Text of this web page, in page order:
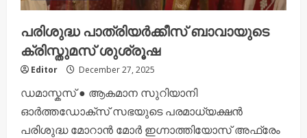
പരിശുദ്ധ പാത്രിയർക്കീസ് ബാവായുടെ
ക്രിസ്തുമസ് ശുശ്രൂഷ
Editor December 27, 2025
ഡമാസ്കസ് ● ആകമാന സുറിയാനി
ഓർത്തഡോക്സ് സഭയുടെ പരമാധ്യക്ഷൻ
പരിശുദ്ധ മോറാൻ മോർ ഇഗ്നാത്തിയോസ് അഫ്രേം